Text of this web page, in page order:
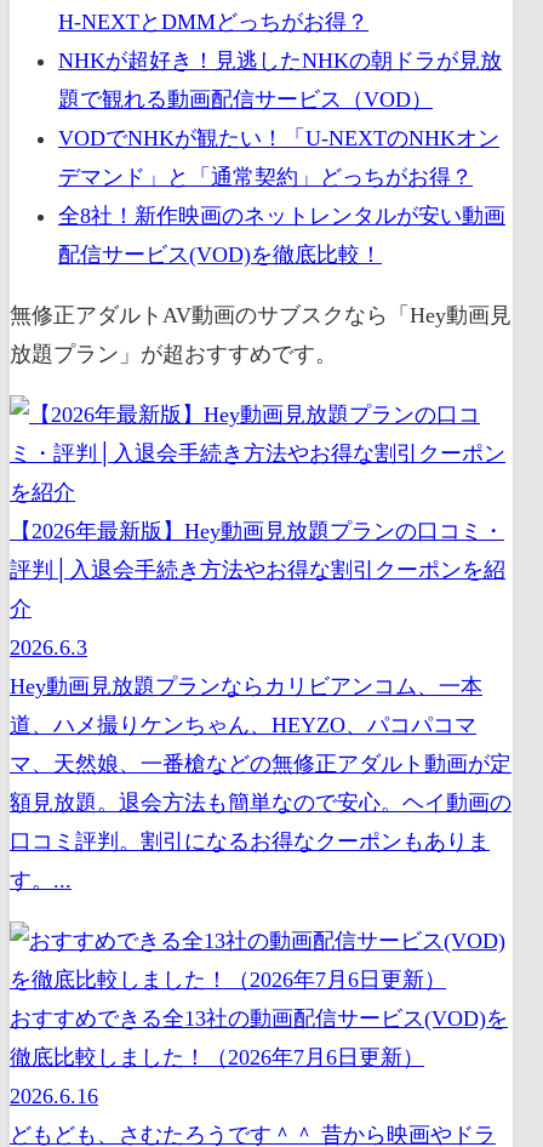
H-NEXTとDMMどっちがお得？
NHKが超好き！見逃したNHKの朝ドラが見放
題で観れる動画配信サービス（VOD）
VODでNHKが観たい！「U-NEXTのNHKオン
デマンド」と「通常契約」どっちがお得？
全8社！新作映画のネットレンタルが安い動画
配信サービス(VOD)を徹底比較！
無修正アダルトAV動画のサブスクなら「Hey動画見
放題プラン」が超おすすめです。
【2026年最新版】Hey動画見放題プランの口コミ・
評判│入退会手続き方法やお得な割引クーポンを紹
介
2026.6.3
Hey動画見放題プランならカリビアンコム、一本
道、ハメ撮りケンちゃん、HEYZO、パコパコマ
マ、天然娘、一番槍などの無修正アダルト動画が定
額見放題。退会方法も簡単なので安心。ヘイ動画の
口コミ評判。割引になるお得なクーポンもありま
す。...
おすすめできる全13社の動画配信サービス(VOD)を
徹底比較しました！（2026年7月6日更新）
2026.6.16
どもども、さむたろうです＾＾ 昔から映画やドラ